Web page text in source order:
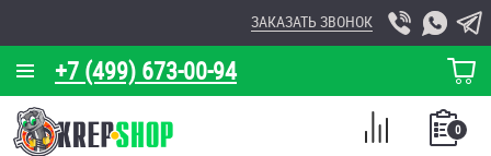
+7 (499) 673-00-94
ЗАКАЗАТЬ ЗВОНОК
КОРЗИНА
О КОМПАНИИ
0